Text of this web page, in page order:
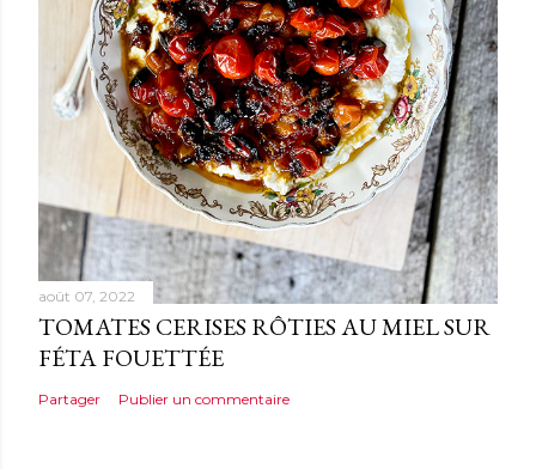
août 07, 2022
TOMATES CERISES RÔTIES AU MIEL SUR
FÉTA FOUETTÉE
Partager Publier un commentaire